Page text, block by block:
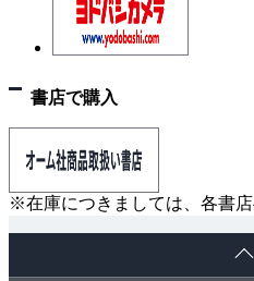
書店で購入
※在庫につきましては、各書店